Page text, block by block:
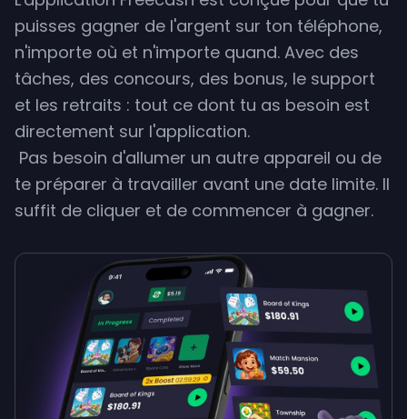
puisses gagner de l'argent sur ton téléphone,
n'importe où et n'importe quand. Avec des
tâches, des concours, des bonus, le support
et les retraits : tout ce dont tu as besoin est
directement sur l'application.
Pas besoin d'allumer un autre appareil ou de
te préparer à travailler avant une date limite. Il
suffit de cliquer et de commencer à gagner.